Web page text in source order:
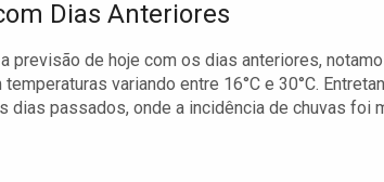
Dias Anteriores
previsão de hoje com os dias anteriores,
variando entre 16°C e 30°C.
dias passados, onde a incidência de chuvas foi